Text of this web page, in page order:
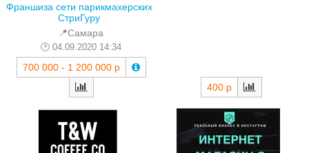
Франшиза сети парикмахерских
СтриГуру
📍Самара
04.09.2020 14:34
700 000 - 1 200 000 р
400 р